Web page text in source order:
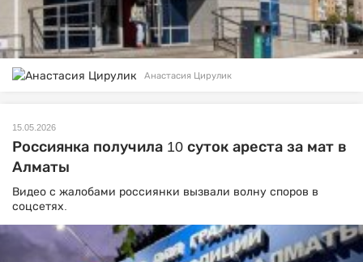
Анастасия Цирулик
15.05.2026
Россиянка получила 10 суток ареста за мат в
Алматы
Видео с жалобами россиянки вызвали волну споров в
соцсетях.